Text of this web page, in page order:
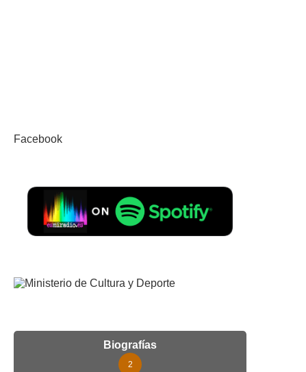
Facebook
Biografías
2